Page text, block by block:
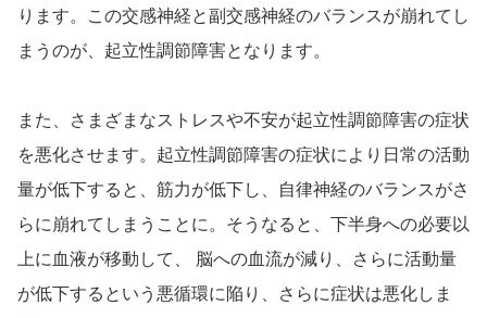
ります。この交感神経と副交感神経のバランスが崩れてし
まうのが、起立性調節障害となります。
また、さまざまなストレスや不安が起立性調節障害の症状
を悪化させます。起立性調節障害の症状により日常の活動
量が低下すると、筋力が低下し、自律神経のバランスがさ
らに崩れてしまうことに。そうなると、下半身への必要以
上に血液が移動して、 脳への血流が減り、さらに活動量
が低下するという悪循環に陥り、さらに症状は悪化しま